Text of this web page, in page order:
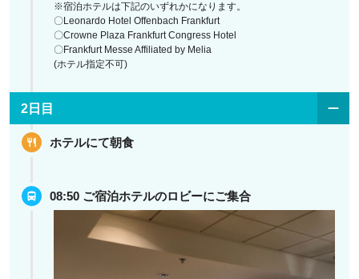
※宿泊ホテルは下記のいずれかになります。
〇Leonardo Hotel Offenbach Frankfurt
〇Crowne Plaza Frankfurt Congress Hotel
〇Frankfurt Messe Affiliated by Melia
(ホテル指定不可)
2日目
ホテルにて朝食
08:50 ご宿泊ホテルのロビーにご集合